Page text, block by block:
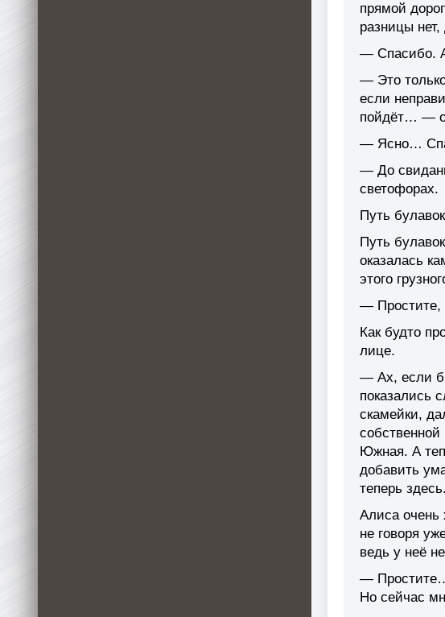
прямой
разницы
— Спасибо. А
— Это
если
пойдёт… —
— Ясно…
— До
светофорах.
Путь булавок
Путь
оказалась
этого
— Простите,
Как будто
лице.
— Ах, если
показались
скамейки,
Южная. А
добавить
теперь
Алиса очень
не говоря
ведь у неё
—
Но сейчас